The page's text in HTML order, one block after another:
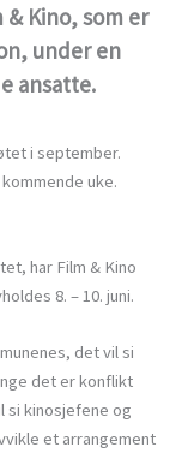
Kino, som er
under en
ansatte.
i september.
uke.
har Film & Kino
8. – 10. juni.
det vil si
det er konflikt
si kinosjefene og
et arrangement